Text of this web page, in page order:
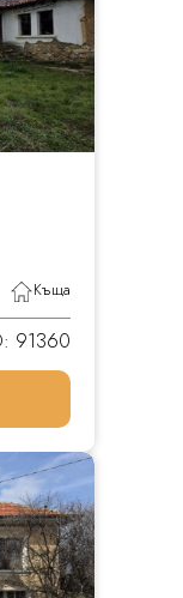
Къща
91360